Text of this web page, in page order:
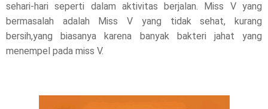
sehari-hari seperti dalam aktivitas berjalan. Miss V yang
bermasalah adalah Miss V yang tidak sehat, kurang
bersih,yang biasanya karena banyak bakteri jahat yang
menempel pada miss V.